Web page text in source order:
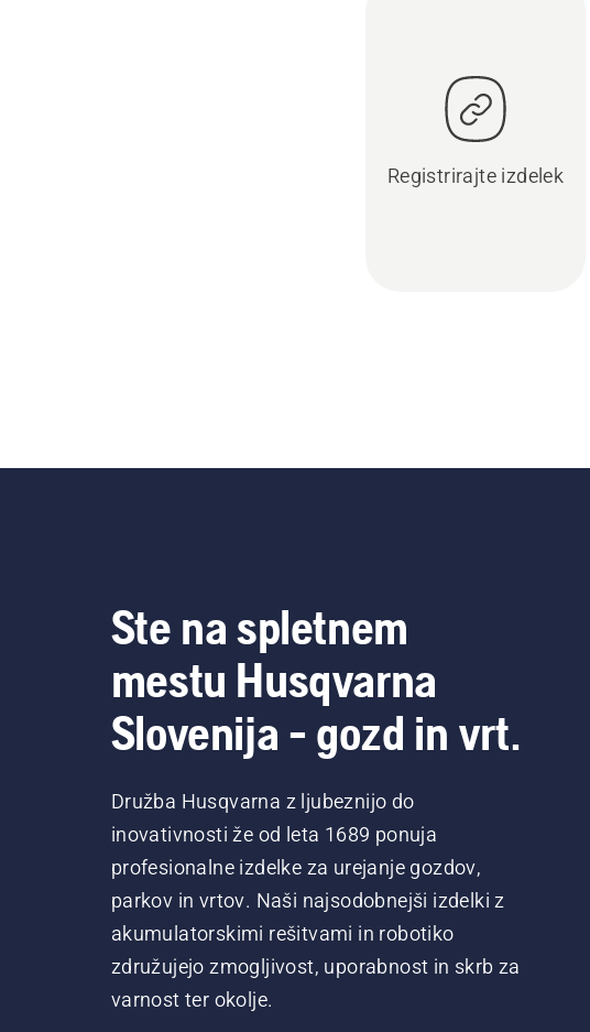
Registrirajte izdelek
Ste na spletnem
mestu Husqvarna
Slovenija - gozd in vrt.
Družba Husqvarna z ljubeznijo do
inovativnosti že od leta 1689 ponuja
profesionalne izdelke za urejanje gozdov,
parkov in vrtov. Naši najsodobnejši izdelki z
akumulatorskimi rešitvami in robotiko
združujejo zmogljivost, uporabnost in skrb za
varnost ter okolje.